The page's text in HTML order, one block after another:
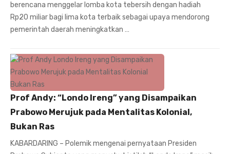
berencana menggelar lomba kota tebersih dengan hadiah
Rp20 miliar bagi lima kota terbaik sebagai upaya mendorong
pemerintah daerah meningkatkan …
Prof Andy: “Londo Ireng” yang Disampaikan
Prabowo Merujuk pada Mentalitas Kolonial,
Bukan Ras
KABARDARING – Polemik mengenai pernyataan Presiden